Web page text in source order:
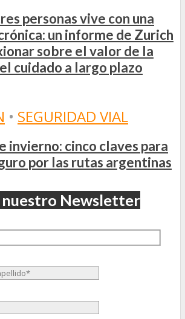
personas vive con una
un informe de Zurich
sobre el valor de la
cuidado a largo plazo
• SEGURIDAD VIAL
invierno: cinco claves para
por las rutas argentinas
nuestro Newsletter